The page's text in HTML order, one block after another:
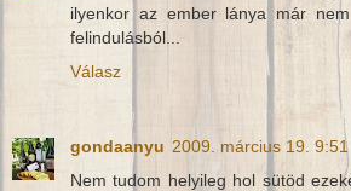
ilyenkor az ember lánya már
felindulásból...
Válasz
gondaanyu 2009. március 19. 9:51
Nem tudom helyileg hol sütöd